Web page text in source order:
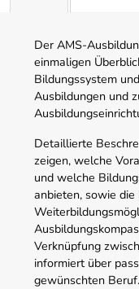
Der AMS-
einmaligen
Bildungssystem
Ausbildungen und
Detaillierte
zeigen, welche
und welche
anbieten, sowie
Verknüpfung
informiert über
gewünschten Beruf.